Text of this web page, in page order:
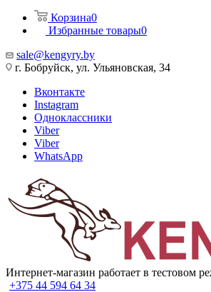
Корзина0
Избранные товары0
sale@kengyry.by
г. Бобруйск, ул. Ульяновская, 34
Вконтакте
Instagram
Одноклассники
Viber
Viber
WhatsApp
Интернет-магазин работает в тестовом
+375 44 594 64 34